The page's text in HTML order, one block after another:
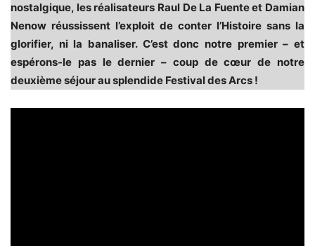
nostalgique, les réalisateurs Raul De La Fuente et Damian
Nenow réussissent l’exploit de conter l’Histoire sans la
glorifier, ni la banaliser. C’est donc notre premier – et
espérons-le pas le dernier – coup de cœur de notre
deuxième séjour au splendide Festival des Arcs !